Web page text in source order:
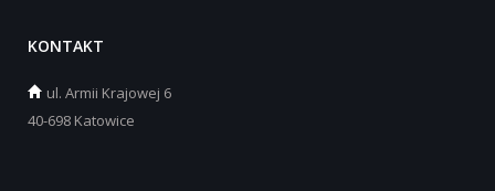
KONTAKT
ul. Armii Krajowej 6
40-698 Katowice